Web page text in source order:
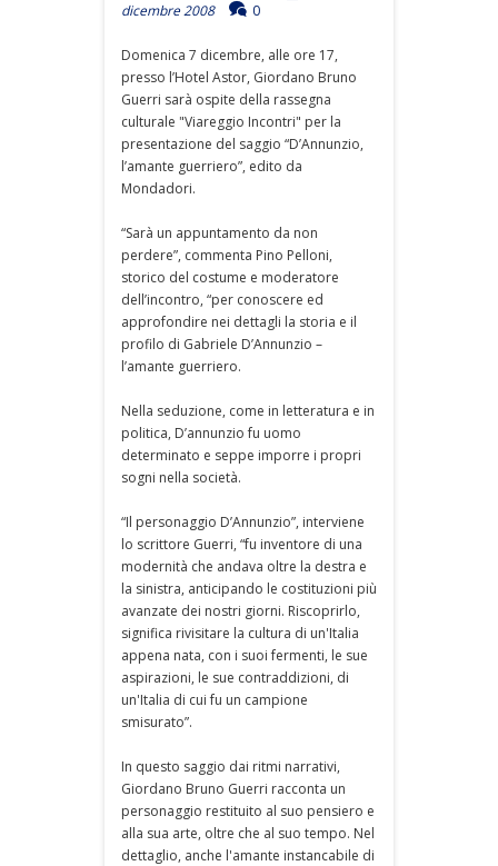
dicembre 2008
0
Domenica 7 dicembre, alle ore 17,
presso l’Hotel Astor, Giordano Bruno
Guerri sarà ospite della rassegna
culturale "Viareggio Incontri" per la
presentazione del saggio “D’Annunzio,
l’amante guerriero”, edito da
Mondadori.
“Sarà un appuntamento da non
perdere”, commenta Pino Pelloni,
storico del costume e moderatore
dell’incontro, “per conoscere ed
approfondire nei dettagli la storia e il
profilo di Gabriele D’Annunzio –
l’amante guerriero.
Nella seduzione, come in letteratura e in
politica, D’annunzio fu uomo
determinato e seppe imporre i propri
sogni nella società.
“Il personaggio D’Annunzio”, interviene
lo scrittore Guerri, “fu inventore di una
modernità che andava oltre la destra e
la sinistra, anticipando le costituzioni più
avanzate dei nostri giorni. Riscoprirlo,
significa rivisitare la cultura di un'Italia
appena nata, con i suoi fermenti, le sue
aspirazioni, le sue contraddizioni, di
un'Italia di cui fu un campione
smisurato”.
In questo saggio dai ritmi narrativi,
Giordano Bruno Guerri racconta un
personaggio restituito al suo pensiero e
alla sua arte, oltre che al suo tempo. Nel
dettaglio, anche l'amante instancabile di